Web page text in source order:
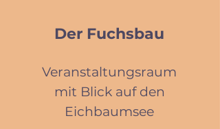
Der Fuchsbau
Veranstaltungsraum
mit Blick auf den
Eichbaumsee